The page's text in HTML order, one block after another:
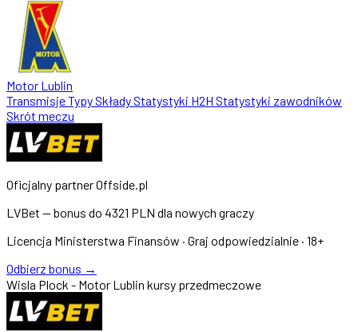
Motor Lublin
TransmisjeTypySkładyStatystyki H2H Statystyki zawodników
Skrót meczu
Oficjalny partner Offside.pl
LVBet — bonus do 4321 PLN dla nowych graczy
Licencja Ministerstwa Finansów · Graj odpowiedzialnie · 18+
Odbierz bonus →
Wisla Plock - Motor Lublin kursy przedmeczowe